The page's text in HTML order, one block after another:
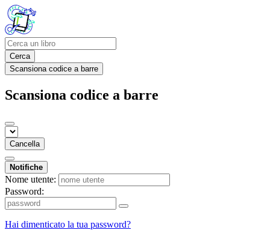
Cerca
Scansiona codice a barre
Scansiona codice a barre
Cancella
Notifiche
Nome utente:
Password:
Hai dimenticato la tua password?